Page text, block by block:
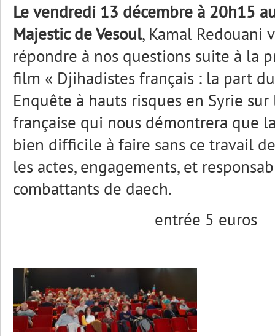
Le vendredi 13 décembre à 20h15
Majestic de Vesoul, Kamal Redouani
répondre à nos questions suite à la
film « Djihadistes français : la part
Enquête à hauts risques en Syrie
française qui nous démontrera que
bien difficile à faire sans ce travail
les actes, engagements, et
combattants de daech.
entrée 5 euros